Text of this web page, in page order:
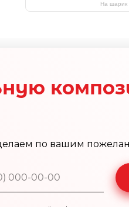
На шарик
по вашим